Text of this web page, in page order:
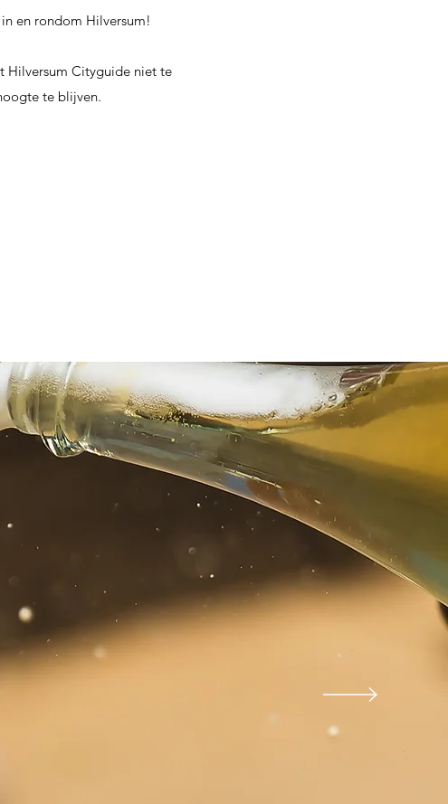
en rondom Hilversum!
Hilversum Cityguide niet te
te blijven.